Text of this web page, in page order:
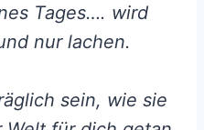
Tages…. wird
nur lachen.
sein, wie sie